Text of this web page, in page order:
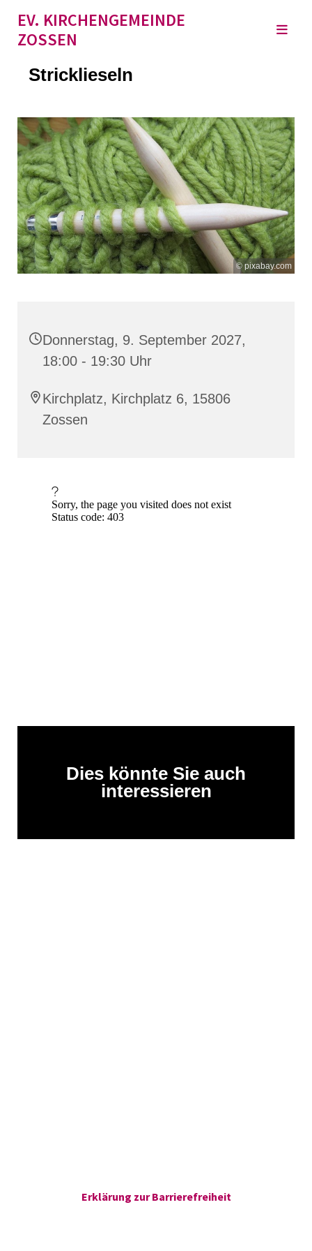
EV. KIRCHENGEMEINDE
ZOSSEN
Stricklieseln
© pixabay.com
Donnerstag, 9. September 2027,
18:00 - 19:30 Uhr
Kirchplatz, Kirchplatz 6, 15806
Zossen
Dies könnte Sie auch
interessieren
Erklärung zur Barrierefreiheit